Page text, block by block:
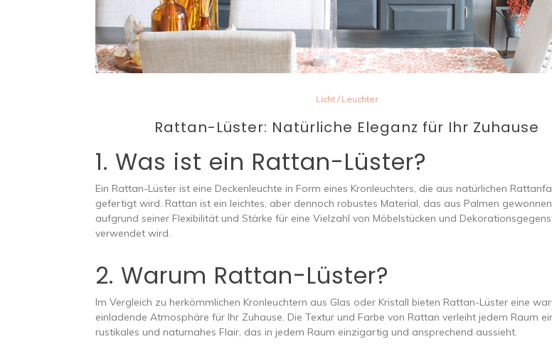
Licht / Leuchter
Rattan-Lüster: Natürliche Eleganz für Ihr Zuhause
1. Was ist ein Rattan-Lüster?
Ein Rattan-Lüster ist eine Deckenleuchte in Form eines Kronleuchters, die aus natürlichen
gefertigt wird. Rattan ist ein leichtes, aber dennoch robustes Material, das aus Palmen
aufgrund seiner Flexibilität und Stärke für eine Vielzahl von Möbelstücken und
verwendet wird.
2. Warum Rattan-Lüster?
Im Vergleich zu herkömmlichen Kronleuchtern aus Glas oder Kristall bieten Rattan-Lüster eine
einladende Atmosphäre für Ihr Zuhause. Die Textur und Farbe von Rattan verleiht jedem Raum
rustikales und naturnahes Flair, das in jedem Raum einzigartig und ansprechend aussieht.